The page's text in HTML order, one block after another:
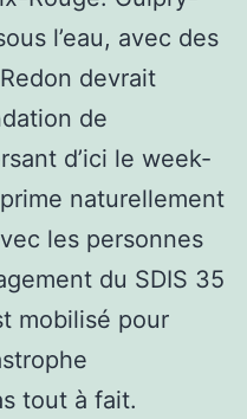
l’eau, avec des
devrait
de
d’ici le week-
naturellement
les personnes
du SDIS 35
mobilisé pour
tout à fait.